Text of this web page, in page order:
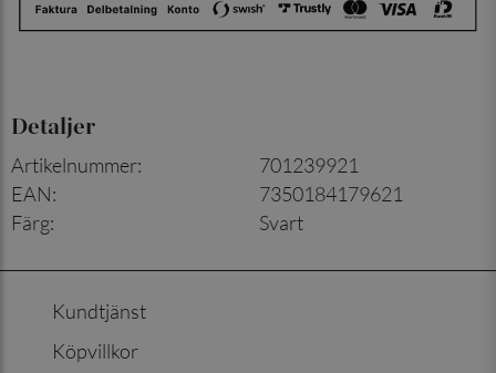
Detaljer
Artikelnummer:
701239921
EAN:
7350184179621
Färg: Svart
Kundtjänst
Köpvillkor